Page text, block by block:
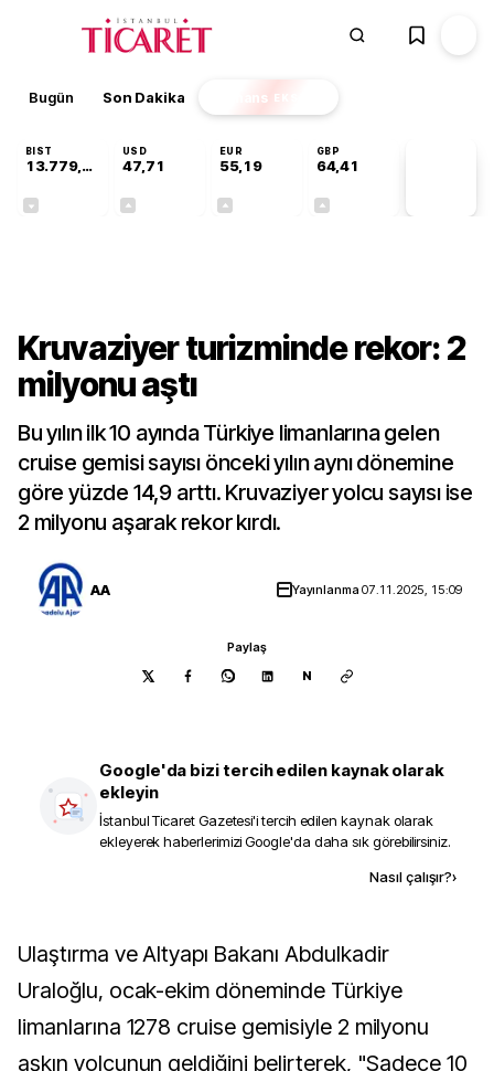
Bugün Son Dakika Finans EKSTRA
BIST
13.779,39
USD
47,71
EUR
55,19
GBP
64,41
Kruvaziyer turizminde rekor: 2
milyonu aştı
Bu yılın ilk 10 ayında Türkiye limanlarına gelen
cruise gemisi sayısı önceki yılın aynı dönemine
göre yüzde 14,9 arttı. Kruvaziyer yolcu sayısı ise
2 milyonu aşarak rekor kırdı.
AA Yayınlanma07.11.2025, 15:09
Paylaş
N
Google'da bizi tercih edilen kaynak olarak
ekleyin
İstanbul Ticaret Gazetesi'i tercih edilen kaynak olarak
ekleyerek haberlerimizi Google'da daha sık görebilirsiniz.
Nasıl çalışır?›
Ulaştırma ve Altyapı Bakanı Abdulkadir
Uraloğlu, ocak-ekim döneminde Türkiye
limanlarına 1278 cruise gemisiyle 2 milyonu
aşkın yolcunun geldiğini belirterek, "Sadece 10